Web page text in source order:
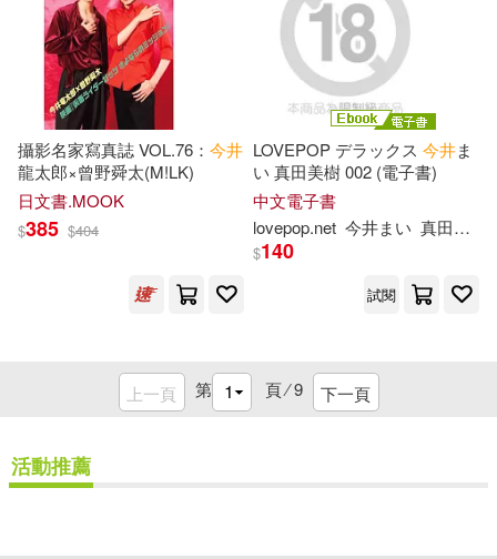
攝影名家寫真誌 VOL.76： 今井
龍太郎×曾野舜太(M!LK)
日文書.MOOK
$385 $404
LOVEPOP デラックス 今井ま
い 真田美樹 002 (電子書)
中文電子書
lovepop.net 今井まい 真田美樹
$140
試閱
上一頁 第 頁 ⁄9 下一頁
活動推薦